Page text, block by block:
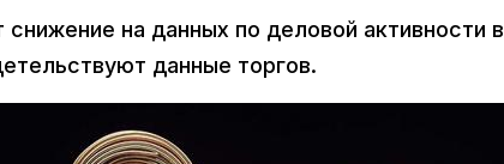
на данных по деловой активности в
данные торгов.